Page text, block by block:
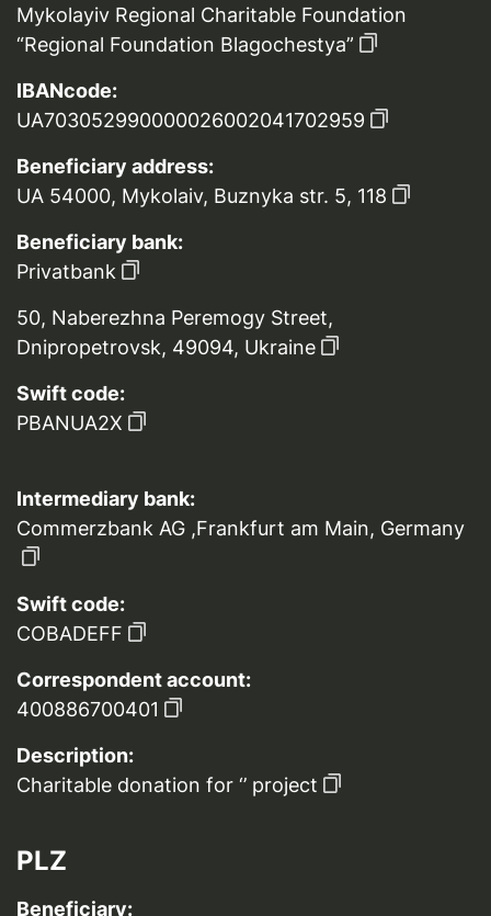
Mykolayiv Regional Charitable Foundation
“Regional Foundation Blagochestya”
IBANcode:
UA703052990000026002041702959
Beneficiary address:
UA 54000, Mykolaiv, Buznyka str. 5, 118
Beneficiary bank:
Privatbank
50, Naberezhna Peremogy Street,
Dnipropetrovsk, 49094, Ukraine
Swift code:
PBANUA2X
Intermediary bank:
Commerzbank AG ,Frankfurt am Main, Germany
Swift code:
COBADEFF
Correspondent account:
400886700401
Description:
Charitable donation for ‘’ project
PLZ
Beneficiary: